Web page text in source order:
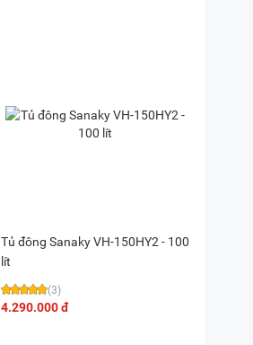
Tủ đông Sanaky VH-150HY2 - 100
lít
(3)
4.290.000 đ